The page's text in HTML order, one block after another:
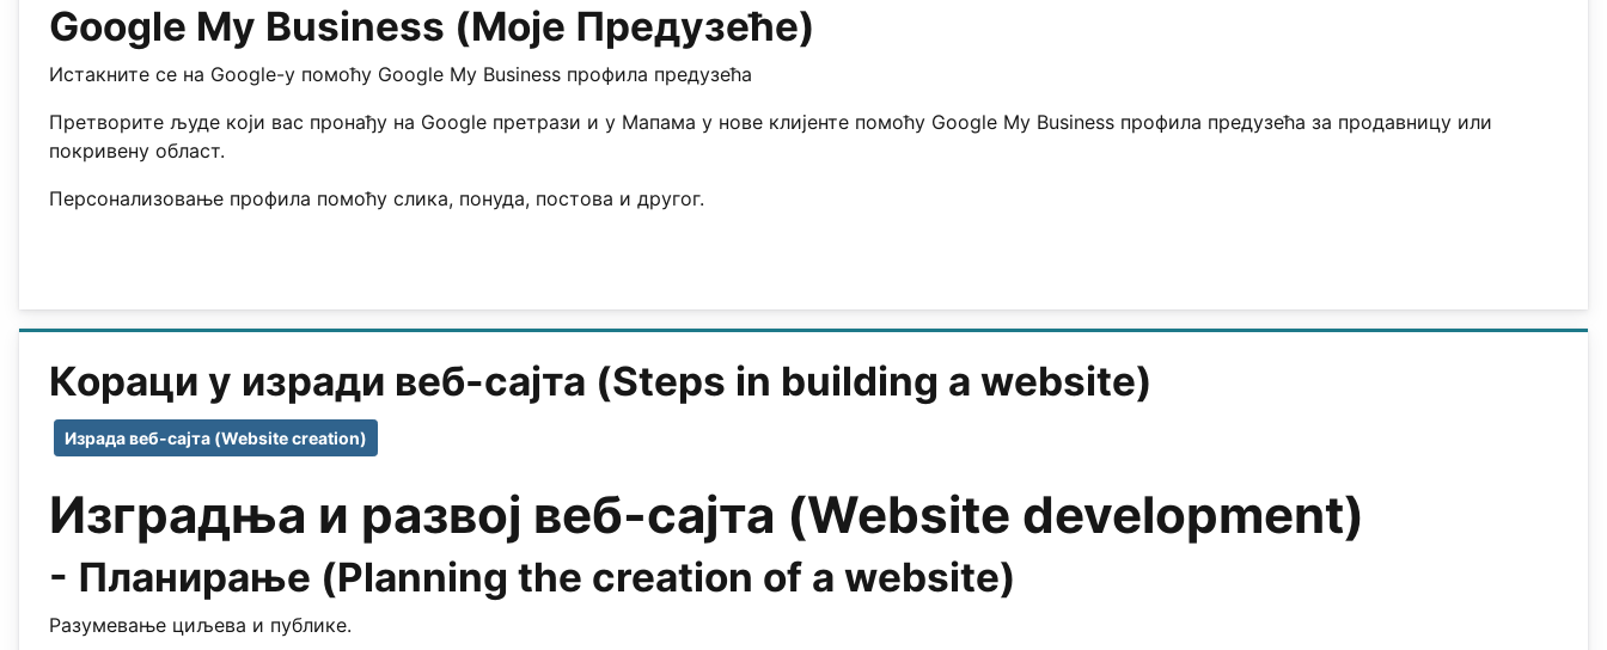
Google My Business (Моје Предузеће)
Истакните се на Google-у помоћу Google My Business профила предузећа
Претворите људе који вас пронађу на Google претрази и у Мапама у нове клијенте помоћу Google My Business профила предузећа за продавницу или
покривену област.
Персонализовање профила помоћу слика, понуда, постова и другог.
Кораци у изради веб-сајта (Steps in building a website)
Израда веб-сајта (Website creation)
Изградња и развој веб-сајта (Website development)
- Планирање (Planning the creation of a website)
Разумевање циљева и публике.